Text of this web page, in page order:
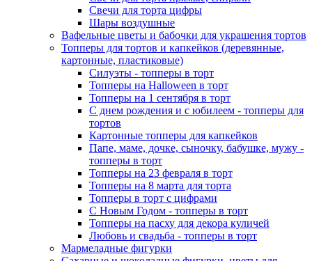
Свечи для торта цифры
Шары воздушные
Вафельные цветы и бабочки для украшения тортов
Топперы для тортов и капкейков (деревянные,
картонные, пластиковые)
Силуэты - топперы в торт
Топперы на Halloween в торт
Топперы на 1 сентября в торт
С днем рождения и с юбилеем - топперы для
тортов
Картонные топперы для капкейков
Папе, маме, дочке, сыночку, бабушке, мужу -
топперы в торт
Топперы на 23 февраля в торт
Топперы на 8 марта для торта
Топперы в торт с цифрами
С Новым Годом - топперы в торт
Топперы на пасху для декора куличей
Любовь и свадьба - топперы в торт
Мармеладные фигурки